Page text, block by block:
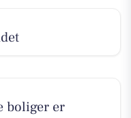
boliger er